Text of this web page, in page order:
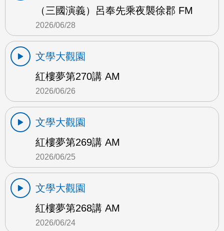
（三國演義）呂奉先乘夜襲徐郡 FM
2026/06/28
文學大觀園
紅樓夢第270講 AM
2026/06/26
文學大觀園
紅樓夢第269講 AM
2026/06/25
文學大觀園
紅樓夢第268講 AM
2026/06/24